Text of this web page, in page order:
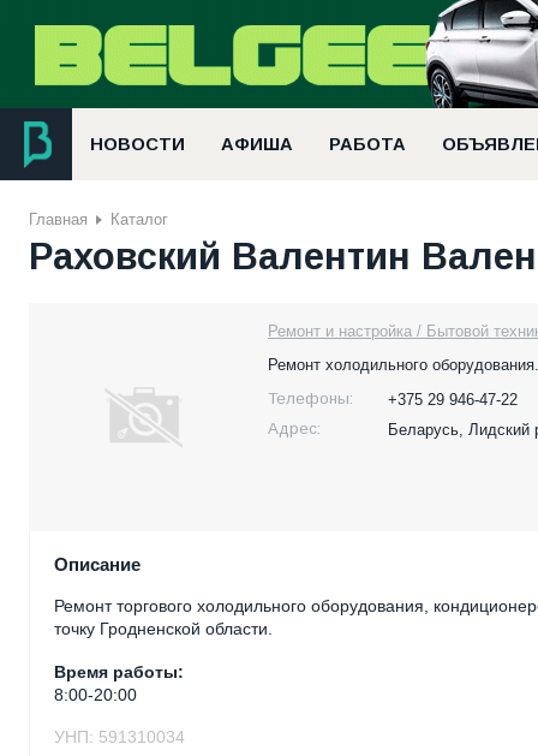
НОВОСТИ АФИША РАБОТА
Главная Каталог
Раховский Валентин
Ремонт и настройка / Бытовой
Ремонт холодильного оборудования.
Телефоны:
+375 29 946-47-22
Адрес:
Беларусь, Лидский
Описание
Ремонт торгового холодильного оборудования,
точку Гродненской области.
Время работы:
8:00-20:00
УНП: 591310034